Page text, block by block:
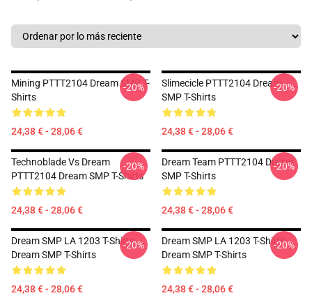
Mining PTTT2104 Dream SMP T-
Shirts
24,38 € - 28,06 €
-20%
Slimecicle PTTT2104 Dream
SMP T-Shirts
24,38 € - 28,06 €
-20%
Technoblade Vs Dream
PTTT2104 Dream SMP T-Shirts
24,38 € - 28,06 €
-20%
Dream Team PTTT2104 Dream
SMP T-Shirts
24,38 € - 28,06 €
-20%
Dream SMP LA 1203 T-Shirts
Dream SMP T-Shirts
24,38 € - 28,06 €
-20%
Dream SMP LA 1203 T-Shirts
Dream SMP T-Shirts
24,38 € - 28,06 €
-20%